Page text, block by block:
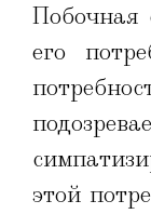
Побочная
его
этой